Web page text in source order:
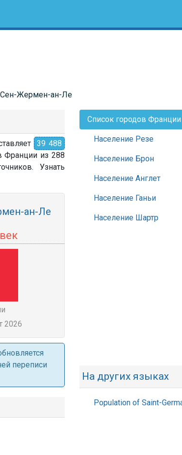
Сен-Жермен-ан-Ле
39 488
Франции из 288
Узнать
ан-Ле
2026
переписи
Список городов Франции
Население Резе
Население Брон
Население Англет
Население Ганьи
Население Шартр
На других языках
Population of Saint-